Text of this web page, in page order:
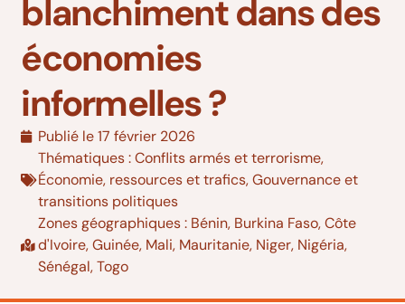
blanchiment dans des
économies
informelles ?
Publié le17 février 2026
Thématiques :Conflits armés et terrorisme,
Économie, ressources et trafics,Gouvernance et
transitions politiques
Zones géographiques : Bénin, Burkina Faso,Côte
d'Ivoire,Guinée, Mali, Mauritanie, Niger, Nigéria,
Sénégal,Togo